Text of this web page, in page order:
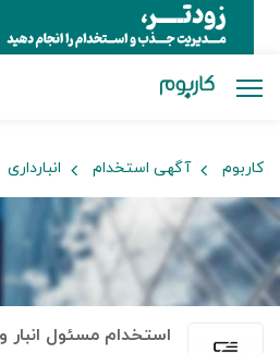
کاربوم آگهی استخدام انبارداری
استخدام مسئول انبار و